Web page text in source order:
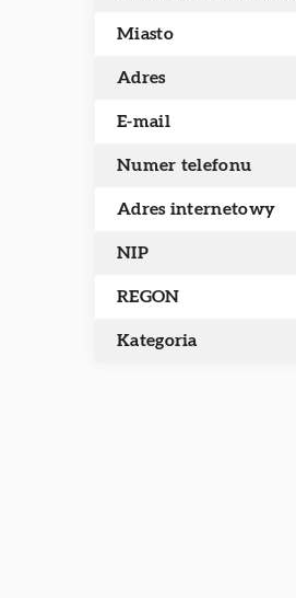
Miasto
Adres
E-mail
Numer telefonu
Adres internetowy
NIP
REGON
Kategoria